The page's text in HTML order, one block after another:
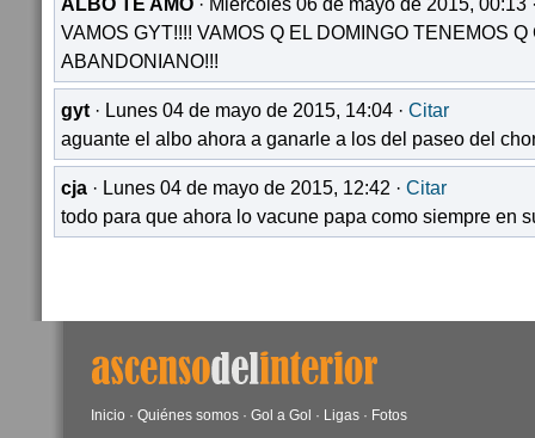
VAMOS GYT!!!! VAMOS Q EL DOMINGO TENEMOS
ABANDONIANO!!!
gyt · Lunes 04 de mayo de 2015, 14:04 · Citar
aguante el albo ahora a ganarle a los del paseo del
cja · Lunes 04 de mayo de 2015, 12:42 · Citar
todo para que ahora lo vacune papa como siempre en
Inicio · Quiénes somos · Gol a Gol · Ligas · Fotos